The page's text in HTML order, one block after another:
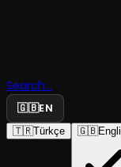
Search...
🇬🇧EN
🇹🇷Türkçe 🇬🇧